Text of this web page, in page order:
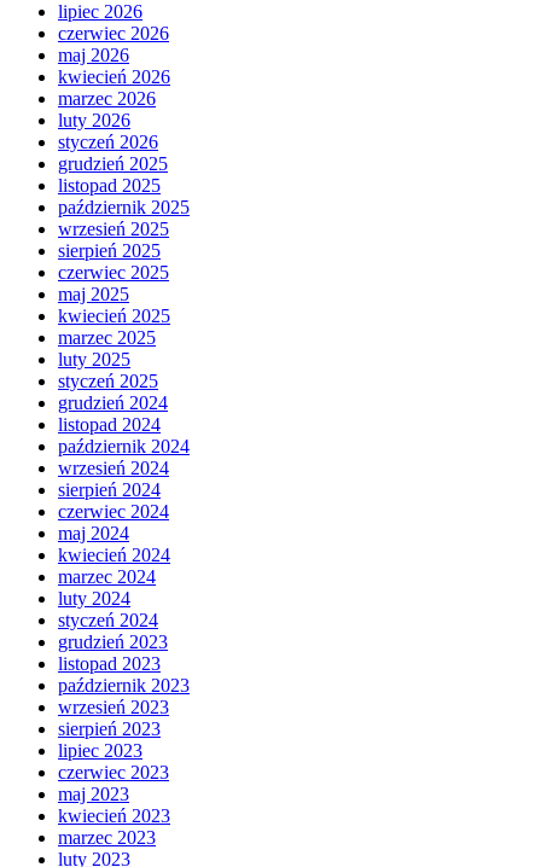
lipiec 2026
czerwiec 2026
maj 2026
kwiecień 2026
marzec 2026
luty 2026
styczeń 2026
grudzień 2025
listopad 2025
październik 2025
wrzesień 2025
sierpień 2025
czerwiec 2025
maj 2025
kwiecień 2025
marzec 2025
luty 2025
styczeń 2025
grudzień 2024
listopad 2024
październik 2024
wrzesień 2024
sierpień 2024
czerwiec 2024
maj 2024
kwiecień 2024
marzec 2024
luty 2024
styczeń 2024
grudzień 2023
listopad 2023
październik 2023
wrzesień 2023
sierpień 2023
lipiec 2023
czerwiec 2023
maj 2023
kwiecień 2023
marzec 2023
luty 2023